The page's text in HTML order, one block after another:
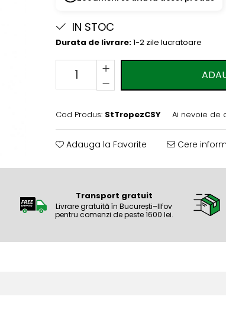
IN STOC
Durata de livrare:1-2 zile lucratoare
Cod Produs: StTropezCSY Ai nevoie de
Adauga la Favorite Cere
Transport gratuit
Livrare gratuită în București–Ilfov
pentru comenzi de peste 1600 lei.